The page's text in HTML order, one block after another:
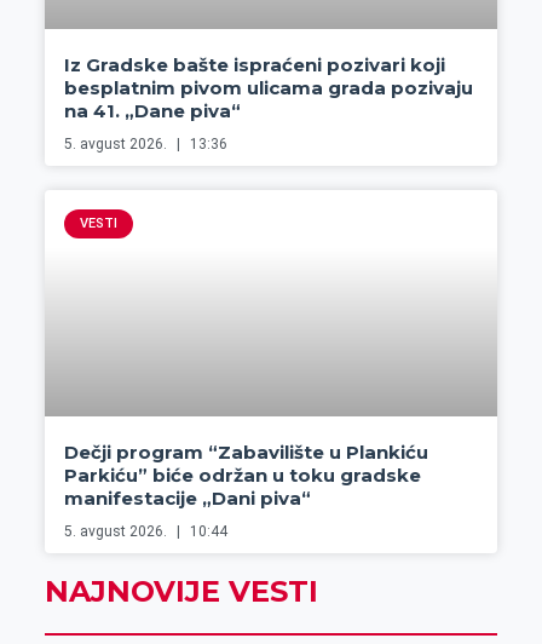
Iz Gradske bašte ispraćeni pozivari koji
besplatnim pivom ulicama grada pozivaju
na 41. „Dane piva“
5. avgust 2026. 13:36
VESTI
Dečji program “Zabavilište u Plankiću
Parkiću” biće održan u toku gradske
manifestacije „Dani piva“
5. avgust 2026. 10:44
NAJNOVIJE VESTI